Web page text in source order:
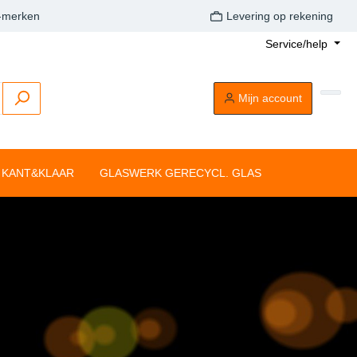
Levering op rekening
Service/help
Mijn account
KANT&KLAAR GLASWERK GERECYCL. GLAS
Clean Light